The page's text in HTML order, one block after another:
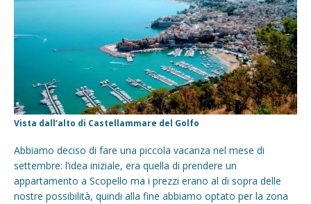
Vista dall’alto di Castellammare del Golfo
Abbiamo deciso di fare una piccola vacanza nel mese di
settembre: l’idea iniziale, era quella di prendere un
appartamento a Scopello ma i prezzi erano al di sopra delle
nostre possibilità, quindi alla fine abbiamo optato per la zona